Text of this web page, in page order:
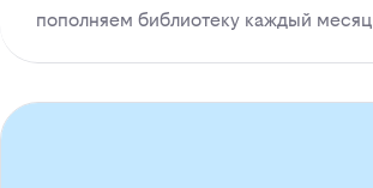
пополняем библиотеку каждый месяц